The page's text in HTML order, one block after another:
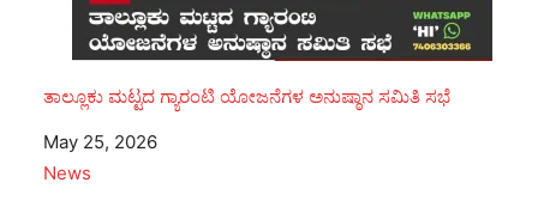
ತಾಲ್ಲೂಕು ಮಟ್ಟದ ಗ್ಯಾರಂಟಿ ಯೋಜನೆಗಳ ಅನುಷ್ಠಾನ ಸಮಿತಿ ಸಭೆ
Date
May 25, 2026
In relation to
News